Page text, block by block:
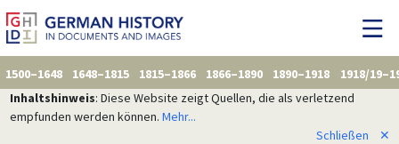
1500–1648 1648–1815 1815–1866 1866–1890 1890–1918
1918/
Inhaltshinweis: Diese Website zeigt Quellen, die als verletzend
empfunden werden können. Mehr...
Schließen
✕